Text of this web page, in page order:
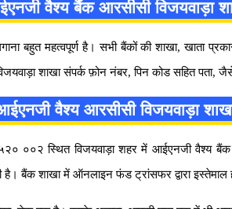
वैश्य बैंक आरसीसी विजयवाड़ा
बहुत महत्वपूर्ण है। सभी बैंकों की शाखा, खाता
शाखा संपर्क फ़ोन नंबर, पिन कोड सहित पता, जैसे
वैश्य आरसीसी विजयवाड़ा
५२० ००२ स्थित विजयवाड़ा शहर में आईएनजी वैश्य
है। बैंक शाखा में ऑनलाइन फंड ट्रांसफर द्वारा